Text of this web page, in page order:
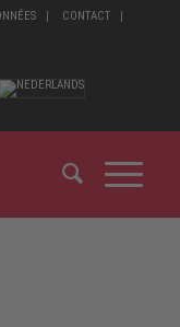
CONTACT